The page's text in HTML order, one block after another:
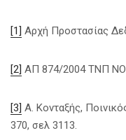
[1] Αρχή Προστασίας
[2] ΑΠ 874/2004 ΤΝΠ
[3] Α. Κονταξής,
370, σελ 3113.